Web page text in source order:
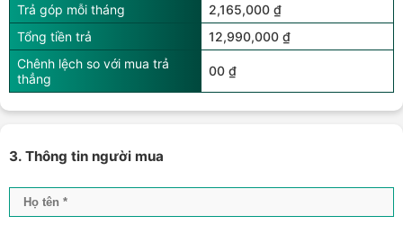
Trả góp mỗi tháng
2,165,000 ₫
Tổng tiền trả
12,990,000 ₫
Chênh lệch so với mua trả
thẳng
00 ₫
3. Thông tin người mua